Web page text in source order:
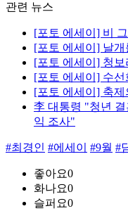
관련 뉴스
[포토 에세이] 비
[포토 에세이] 날
[포토 에세이] 청보
[포토 에세이] 수선
[포토 에세이] 축제
李 대통령 "청년 결
익 조사"
#최경인 #에세이 #9월 #
좋아요0
화나요0
슬퍼요0